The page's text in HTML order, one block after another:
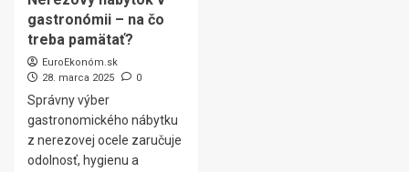
gastronómii – na čo
treba pamätať?
EuroEkonóm.sk
28. marca 2025
0
Správny výber
gastronomického nábytku
z nerezovej ocele zaručuje
odolnosť, hygienu a